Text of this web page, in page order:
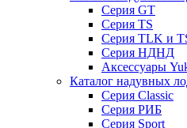
Серия GT
Серия TS
Серия TLK и
Серия НДНД
Аксессуары
Каталог надувных
Серия Classic
Серия РИБ
Серия Sport